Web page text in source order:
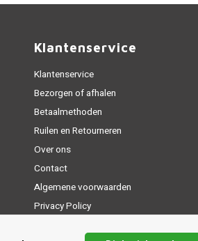
Klantenservice
Klantenservice
Bezorgen of afhalen
Betaalmethoden
Ruilen en Retourneren
Over ons
Contact
Algemene voorwaarden
Privacy Policy